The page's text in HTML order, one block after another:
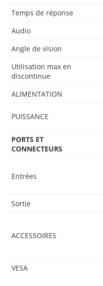
Temps de réponse
Audio
Angle de vision
Utilisation max en
discontinue
ALIMENTATION
PUISSANCE
PORTS ET
CONNECTEURS
Entrées
Sortie
ACCESSOIRES
VESA